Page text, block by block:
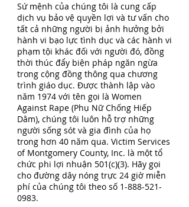
Sứ mệnh của chúng tôi là cung cấp
dịch vụ bảo vệ quyền lợi và tư vấn cho
tất cả những người bị ảnh hưởng bởi
hành vi bạo lực tình dục và các hành vi
phạm tội khác đối với người đó, đồng
thời thúc đẩy biện pháp ngăn ngừa
trong cộng đồng thông qua chương
trình giáo dục. Được thành lập vào
năm 1974 với tên gọi là Women
Against Rape (Phụ Nữ Chống Hiếp
Dâm), chúng tôi luôn hỗ trợ những
người sống sót và gia đình của họ
trong hơn 40 năm qua. Victim Services
of Montgomery County, Inc. là một tổ
chức phi lợi nhuận 501(c)(3). Hãy gọi
cho đường dây nóng trực 24 giờ miễn
phí của chúng tôi theo số 1-888-521-
0983.